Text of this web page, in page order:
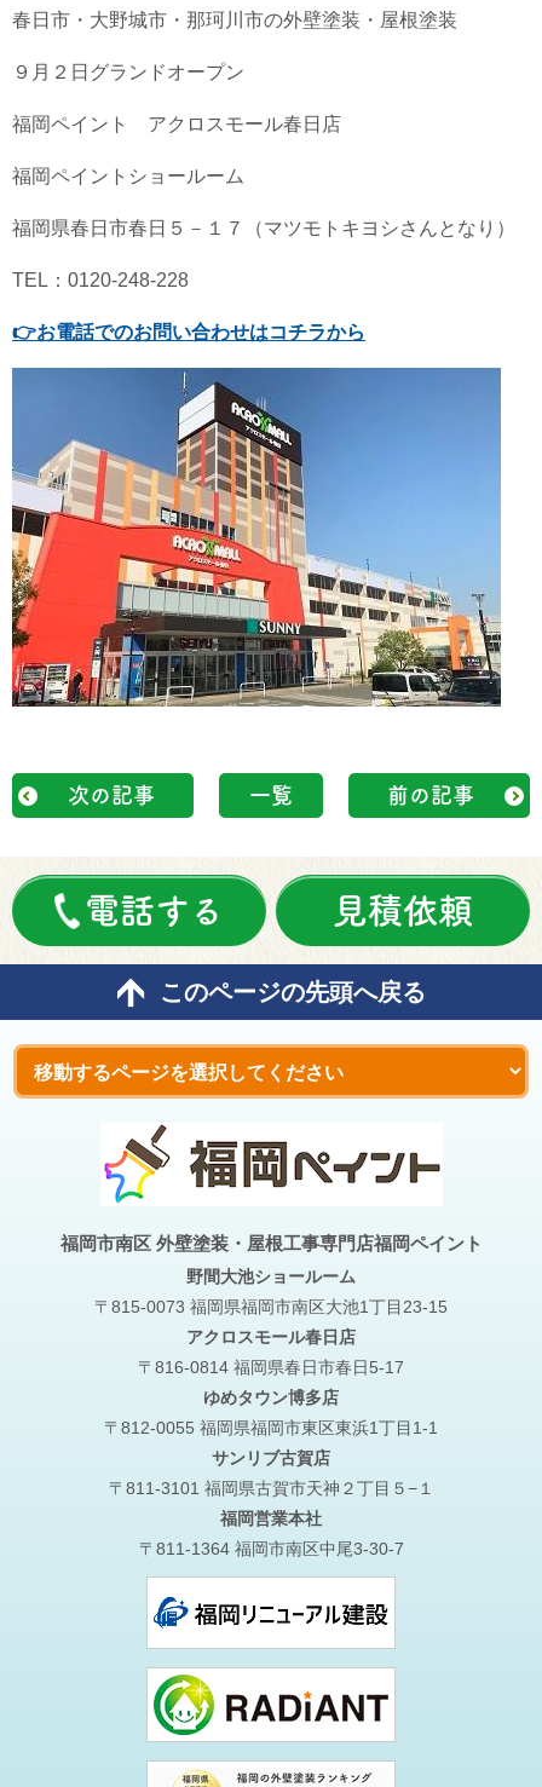
春日市・大野城市・那珂川市の外壁塗装・屋根塗装
９月２日グランドオープン
福岡ペイント アクロスモール春日店
福岡ペイントショールーム
福岡県春日市春日５－１７（マツモトキヨシさんとなり）
TEL：0120-248-228
👉お電話でのお問い合わせはコチラから
次の記事 一覧 前の記事
電話する 見積依頼
このページの先頭へ戻る
福岡市南区 外壁塗装・屋根工事専門店福岡ペイント
野間大池ショールーム
〒815-0073 福岡県福岡市南区大池1丁目23-15
アクロスモール春日店
〒816-0814 福岡県春日市春日5-17
ゆめタウン博多店
〒812-0055 福岡県福岡市東区東浜1丁目1-1
サンリブ古賀店
〒811-3101 福岡県古賀市天神２丁目５−１
福岡営業本社
〒811-1364 福岡市南区中尾3-30-7